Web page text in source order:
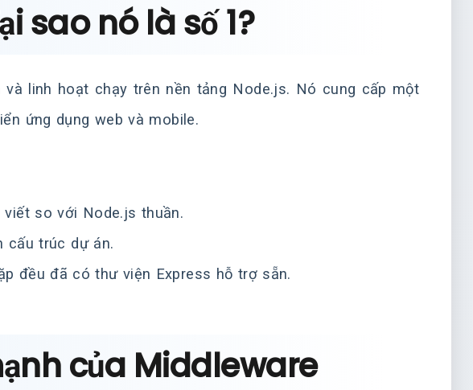
sao nó là số 1?
linh hoạt chạy trên nền tảng Node.js. Nó cung cấp một
ứng dụng web và mobile.
viết so với Node.js thuần.
cấu trúc dự án.
đều đã có thư viện Express hỗ trợ sẵn.
của Middleware